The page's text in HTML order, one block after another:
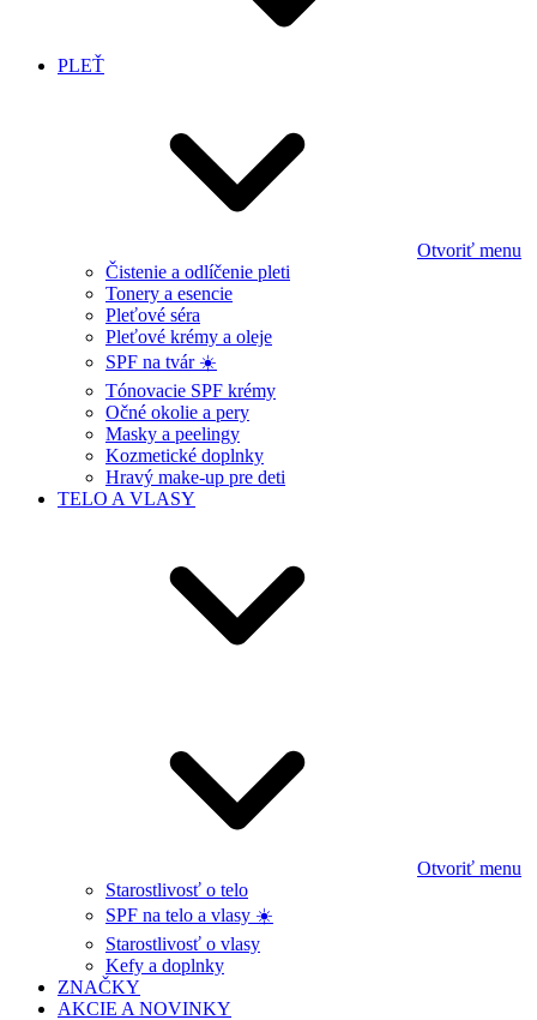
PLEŤ
Otvoriť menu
Čistenie a odlíčenie pleti
Tonery a esencie
Pleťové séra
Pleťové krémy a oleje
SPF na tvár ☀️
Tónovacie SPF krémy
Očné okolie a pery
Masky a peelingy
Kozmetické doplnky
Hravý make-up pre deti
TELO A VLASY
Otvoriť menu
Starostlivosť o telo
SPF na telo a vlasy ☀️
Starostlivosť o vlasy
Kefy a doplnky
ZNAČKY
AKCIE A NOVINKY